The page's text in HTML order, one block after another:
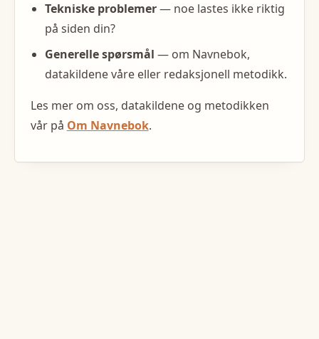
Tekniske problemer— noe lastes ikke riktig
på siden din?
Generelle spørsmål — om Navnebok,
datakildene våre eller redaksjonell metodikk.
Les mer om oss, datakildene og metodikken
vår på Om Navnebok.